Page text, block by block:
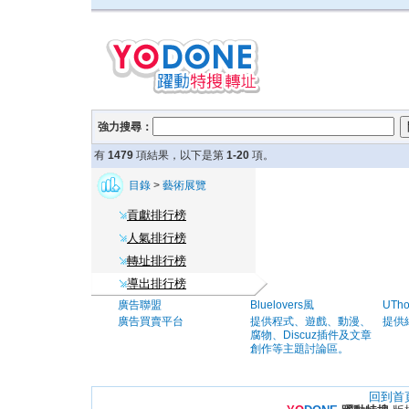
強力搜尋：
有 1479 項結果，以下是第 1-20 項。
目錄 > 藝術展覽
貢獻排行榜
人氣排行榜
轉址排行榜
導出排行榜
廣告聯盟
廣告買賣平台
Bluelovers風
提供程式、遊戲、動漫、
腐物、Discuz插件及文章
創作等主題討論區。
提供
回到首